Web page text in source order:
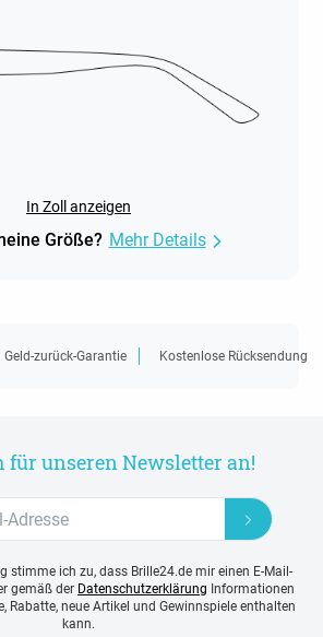
In Zoll anzeigen
Größe? Mehr Details
Geld-zurück-Garantie Kostenlose Rücksendung
für unseren Newsletter an!
stimme ich zu, dass Brille24.de mir einen E-Mail-
gemäß der Datenschutzerklärung Informationen
Rabatte, neue Artikel und Gewinnspiele enthalten
kann.